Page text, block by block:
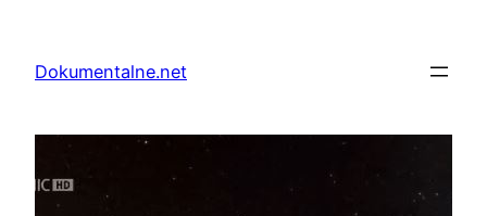
treściDokumentalne.net